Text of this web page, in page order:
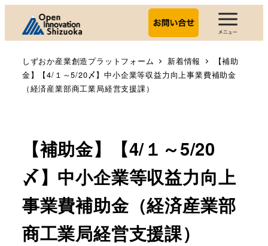
しずおか産業創造プラットフォーム 新着情報
【補助
金】【4/１～5/20〆】中小企業等収益力向上事業費補助金
（経済産業部商工業局経営支援課）
【補助金】【4/１～5/20
〆】中小企業等収益力向上
事業費補助金（経済産業部
商工業局経営支援課）